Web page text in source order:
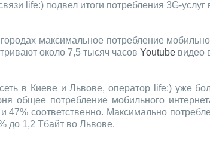
life:) подвел итоги потребления 3G-
максимальное потребление
около 7,5 тысяч часов Youtube видео
в Киеве и Львове, оператор life:) уже
общее потребление мобильного
47% соответственно. Максимально
до 1,2 Тбайт во Львове.